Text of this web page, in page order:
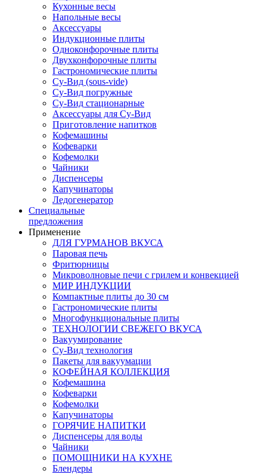
Кухонные весы
Напольные весы
Аксессуары
Индукционные плиты
Одноконфорочные плиты
Двухконфорочные плиты
Гастрономические плиты
Су-Вид (sous-vide)
Су-Вид погружные
Су-Вид стационарные
Аксессуары для Су-Вид
Приготовление напитков
Кофемашины
Кофеварки
Кофемолки
Чайники
Диспенсеры
Капучинаторы
Ледогенератор
Специальные
предложения
Применение
ДЛЯ ГУРМАНОВ ВКУСА
Паровая печь
Фритюрницы
Микроволновые печи с грилем и конвекцией
МИР ИНДУКЦИИ
Компактные плиты до 30 см
Гастрономические плиты
Многофункциональные плиты
ТЕХНОЛОГИИ СВЕЖЕГО ВКУСА
Вакуумирование
Су-Вид технология
Пакеты для вакуумации
КОФЕЙНАЯ КОЛЛЕКЦИЯ
Кофемашина
Кофеварки
Кофемолки
Капучинаторы
ГОРЯЧИЕ НАПИТКИ
Диспенсеры для воды
Чайники
ПОМОЩНИКИ НА КУХНЕ
Блендеры